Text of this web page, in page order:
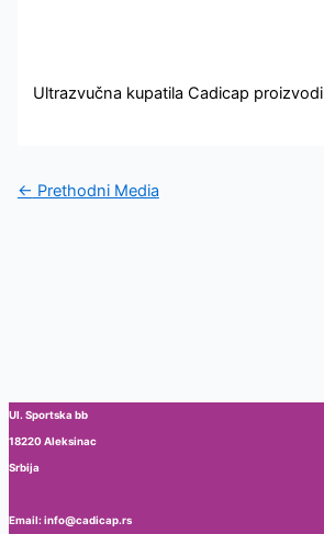
Ultrazvučna kupatila Cadicap proizvodi
← Prethodni Media
Ul. Sportska bb
18220 Aleksinac
Srbija
Email: info@cadicap.rs